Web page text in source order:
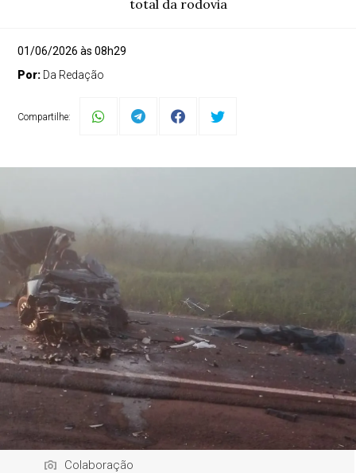
total da rodovia
01/06/2026 às 08h29
Por: Da Redação
Compartilhe:
Colaboração